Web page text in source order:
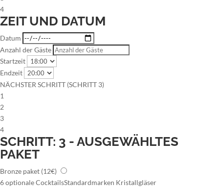
4
ZEIT UND DATUM
Datum
Anzahl der Gäste
Startzeit
Endzeit
NÄCHSTER SCHRITT (SCHRITT 3)
1
2
3
4
SCHRITT: 3 - AUSGEWÄHLTES
PAKET
Bronze paket (12€)
6 optionale CocktailsStandardmarken Kristallgläser